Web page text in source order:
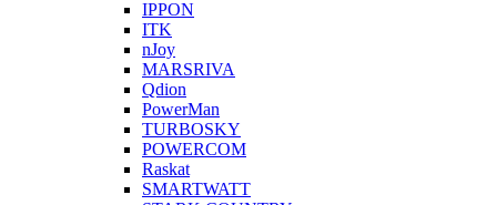
IPPON
ITK
nJoy
MARSRIVA
Qdion
PowerMan
TURBOSKY
POWERCOM
Raskat
SMARTWATT